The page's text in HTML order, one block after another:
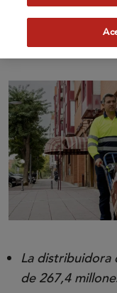
como
La distribuidora
de 267,4